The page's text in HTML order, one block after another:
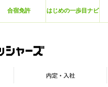
合宿免許 はじめの一歩目ナビ